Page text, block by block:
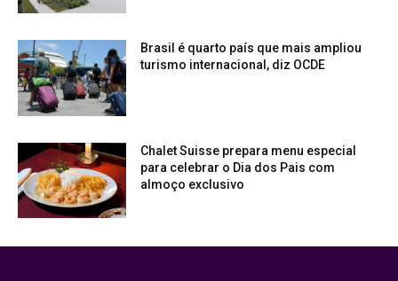
Brasil é quarto país que mais ampliou
turismo internacional, diz OCDE
Chalet Suisse prepara menu especial
para celebrar o Dia dos Pais com
almoço exclusivo